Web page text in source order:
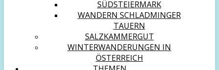
SÜDSTEIERMARK
WANDERN SCHLADMINGER
TAUERN
SALZKAMMERGUT
WINTERWANDERUNGEN IN
ÖSTERREICH